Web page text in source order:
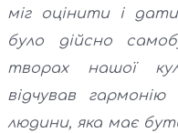
міг оцінити і
було дійсно
творах нашої
відчував
людини, яка має